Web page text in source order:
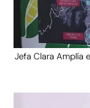
Jefa Clara Amplía